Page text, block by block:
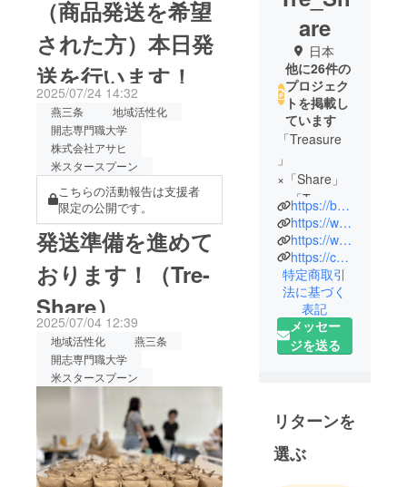
（商品発送を希望
された方）本日発
送を行います！
2025/07/24 14:32
燕三条
地域活性化
開志専門職大学
株式会社アサヒ
米スタースプーン
こちらの活動報告は支援者
限定の公開です。
発送準備を進めて
おります！（Tre-
Share）
2025/07/04 12:39
地域活性化
燕三条
開志専門職大学
米スタースプーン
are
日本
他に26件の
プロジェク
トを掲載し
ています
「Treasure
」
×「Share」
＝「Tre-
Share」
この名前に
は、地方に
ある「宝
物」を、そ
の込められ
た想いと共
に全国の皆
「シェア」
う意味が込
https://booster.kakewa.work/
https://www.facebook.com/treshare
https://www.instagram.com/treshare_takagizemi/
https://camp-fire.jp/curations/tre-share
特定商取引
法に基づく
表記
メッセー
ジを送る
リターンを
選ぶ